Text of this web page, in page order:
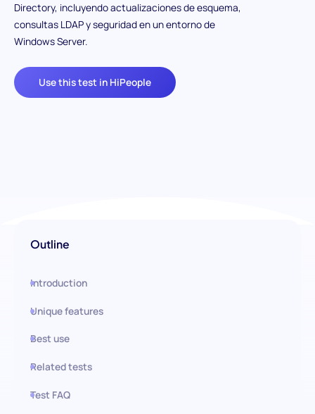
Directory, incluyendo actualizaciones de esquema,
consultas LDAP y seguridad en un entorno de
Windows Server.
Use this test in HiPeople
Outline
Introduction
Unique features
Best use
Related tests
Test FAQ